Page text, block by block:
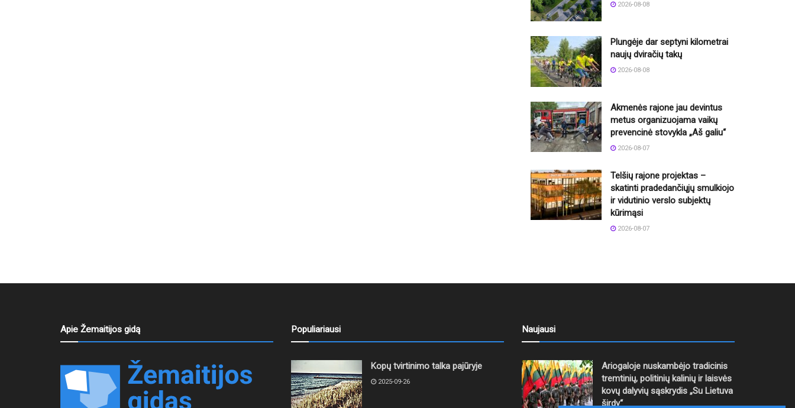
2026-08-08
Plungėje dar septyni kilometrai
naujų dviračių takų
2026-08-08
Akmenės rajone jau devintus
metus organizuojama vaikų
prevencinė stovykla „Aš galiu“
2026-08-07
Telšių rajone projektas –
skatinti pradedančiųjų smulkiojo
ir vidutinio verslo subjektų
kūrimąsi
2026-08-07
Apie Žemaitijos gidą Populiariausi
Kopų tvirtinimo talka pajūryje
2025-09-26
Naujausi
Ariogaloje nuskambėjo tradicinis
tremtinių, politinių kalinių ir laisvės
kovų dalyvių sąskrydis „Su Lietuva
širdy“